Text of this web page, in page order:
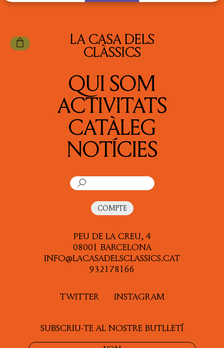
CIÈNCIA
FILOSOFIA
HISTÒRIA
MITOGRAFIA
NOVEL·LA
ORATÒRIA I RETÒRICA
PATRÍSTICA
TEATRE
ALTRES
LITERATURA
LA CASA DELS
CLÀSSICS
COMPTE
QUI SOM
ACTIVITATS
CATÀLEG
NOTÍCIES
TWITTER INSTAGRAM
PEU DE LA CREU, 4
08001 BARCELONA
INFO@LACASADELSCLASSICS.CAT
932178166
SUBSCRIU-TE AL NOSTRE BUTLLETÍ